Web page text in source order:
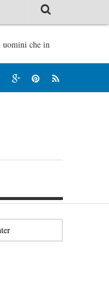
Tutte le mattine
che in